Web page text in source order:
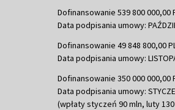
Dofinansowanie 539 800 000,00
Data podpisania umowy:
Dofinansowanie 49 848 800,00
Data podpisania umowy:
Dofinansowanie 350 000 000,00
Data podpisania umowy:
(wpłaty styczeń 90 mln, luty